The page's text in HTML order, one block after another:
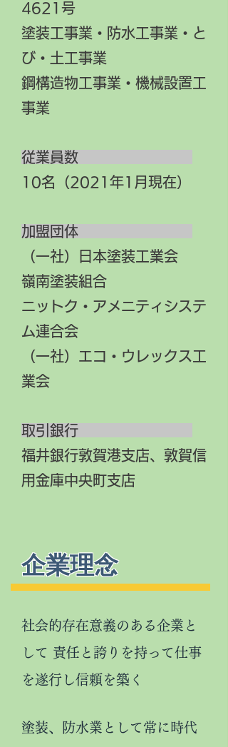
4621号
塗装工事業・防水工事業・と
び・土工事業
鋼構造物工事業・機械設置工
事業
従業員数
10名（2021年1月現在）
加盟団体
（一社）日本塗装工業会
嶺南塗装組合
ニットク・アメニティシステ
ム連合会
（一社）エコ・ウレックス工
業会
取引銀行
福井銀行敦賀港支店、敦賀信
用金庫中央町支店
企業理念
社会的存在意義のある企業と
して 責任と誇りを持って仕事
を遂行し信頼を築く
塗装、防水業として常に時代